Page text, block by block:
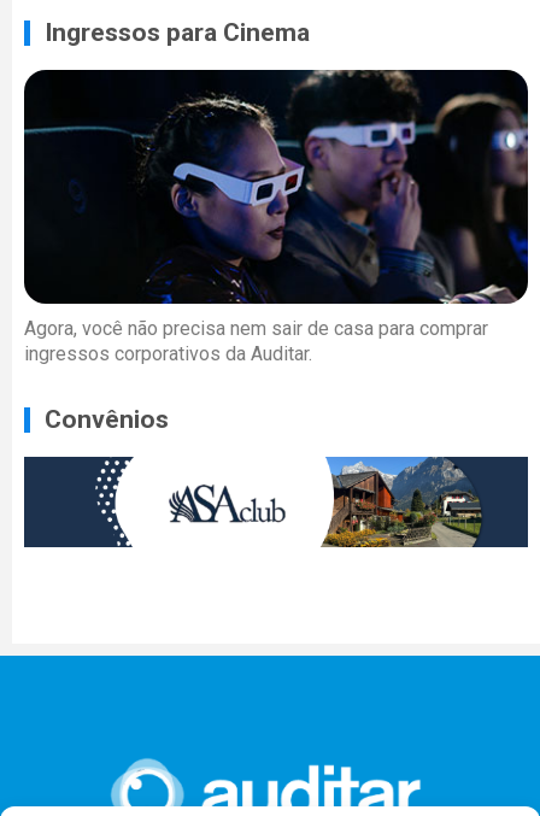
Ingressos para Cinema
Agora, você não precisa nem sair de casa para comprar
ingressos corporativos da Auditar.
Convênios